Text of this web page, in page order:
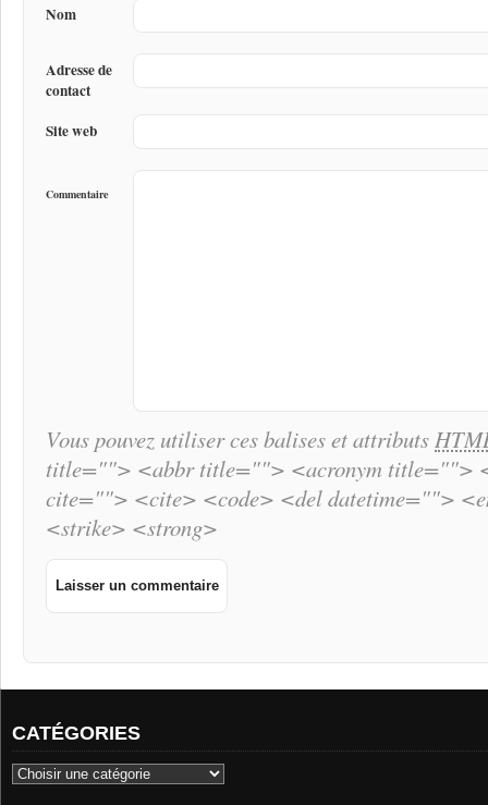
Nom
Adresse de
contact
Site web
Commentaire
Vous pouvez utiliser ces balises et attributs
title=""> <abbr title=""> <acronym title="">
cite=""> <cite> <code> <del datetime="">
<strike> <strong>
CATÉGORIES